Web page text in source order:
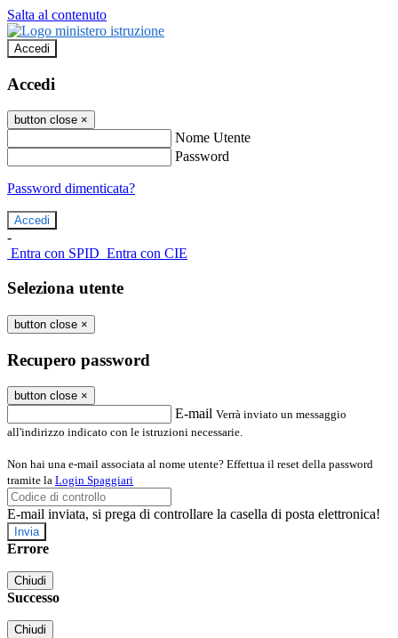
Salta al contenuto
Accedi
Accedi
button close ×
Nome Utente
Password
Password dimenticata?
-
Entra con SPID Entra con CIE
Seleziona utente
button close ×
Recupero password
button close ×
E-mail Verrà inviato un messaggio
all'indirizzo indicato con le istruzioni necessarie.
Non hai una e-mail associata al nome utente? Effettua il reset della password
tramite la Login Spaggiari
E-mail inviata, si prega di controllare la casella di posta elettronica!
Errore
Chiudi
Successo
Chiudi